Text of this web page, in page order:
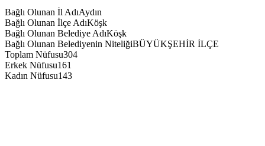
Bağlı Olunan İl AdıAydın
Bağlı Olunan İlçe AdıKöşk
Bağlı Olunan Belediye AdıKöşk
Bağlı Olunan Belediyenin NiteliğiBÜYÜKŞEHİR İLÇE
Toplam Nüfusu304
Erkek Nüfusu161
Kadın Nüfusu143